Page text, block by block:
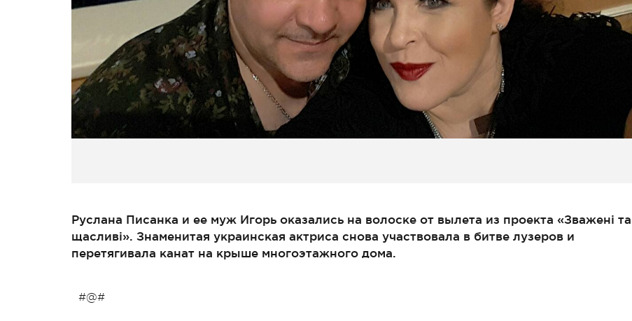
Руслана Писанка и ее муж Игорь оказались на волоске от вылета из проекта «Зважені та
щасливі». Знаменитая украинская актриса снова участвовала в битве лузеров и
перетягивала канат на крыше многоэтажного дома.
#@#